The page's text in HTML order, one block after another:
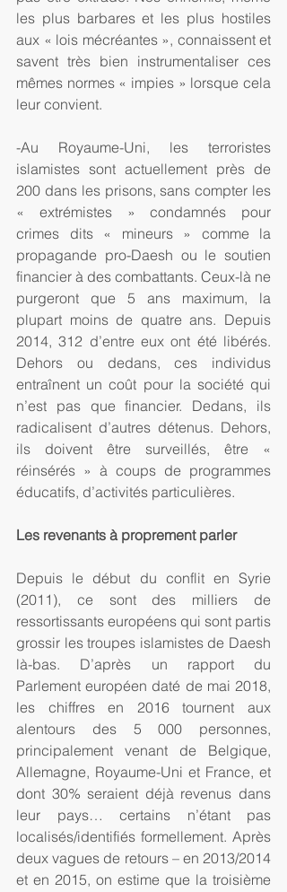
les plus barbares et les plus hostiles
aux « lois mécréantes », connaissent et
savent très bien instrumentaliser ces
mêmes normes « impies » lorsque cela
leur convient.
-Au Royaume-Uni, les terroristes
islamistes sont actuellement près de
200 dans les prisons, sans compter les
« extrémistes » condamnés pour
crimes dits « mineurs » comme la
propagande pro-Daesh ou le soutien
financier à des combattants. Ceux-là ne
purgeront que 5 ans maximum, la
plupart moins de quatre ans. Depuis
2014, 312 d’entre eux ont été libérés.
Dehors ou dedans, ces individus
entraînent un coût pour la société qui
n’est pas que financier. Dedans, ils
radicalisent d’autres détenus. Dehors,
ils doivent être surveillés, être «
réinsérés » à coups de programmes
éducatifs, d’activités particulières.
Les revenants à proprement parler
Depuis le début du conflit en Syrie
(2011), ce sont des milliers de
ressortissants européens qui sont partis
grossir les troupes islamistes de Daesh
là-bas. D’après un rapport du
Parlement européen daté de mai 2018,
les chiffres en 2016 tournent aux
alentours des 5 000 personnes,
principalement venant de Belgique,
Allemagne, Royaume-Uni et France, et
dont 30% seraient déjà revenus dans
leur pays… certains n’étant pas
localisés/identifiés formellement. Après
deux vagues de retours – en 2013/2014
et en 2015, on estime que la troisième